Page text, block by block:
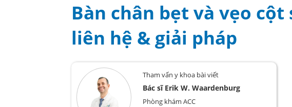
Bàn chân bẹt và vẹo
liên hệ & giải pháp
Tham vấn y khoa bài viết
Bác sĩ Erik W. Waardenburg
Phòng khám ACC